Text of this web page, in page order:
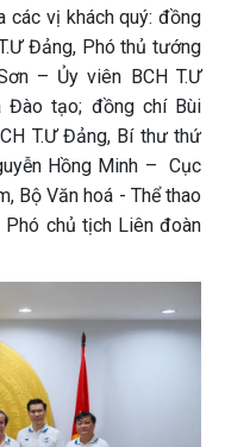
các vị khách quý: đồng
Đảng, Phó thủ tướng
– Ủy viên BCH T.Ư
Đào tạo; đồng chí Bùi
T.Ư Đảng, Bí thư thứ
Hồng Minh – Cục
Bộ Văn hoá - Thể thao
Phó chủ tịch Liên đoàn